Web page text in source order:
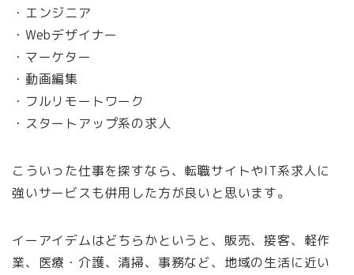
・エンジニア
・Webデザイナー
・マーケター
・動画編集
・フルリモートワーク
・スタートアップ系の求人
こういった仕事を探すなら、転職サイトやIT系求人に
強いサービスも併用した方が良いと思います。
イーアイデムはどちらかというと、販売、接客、軽作
業、医療・介護、清掃、事務など、地域の生活に近い